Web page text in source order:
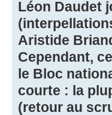
Léon Daudet
Aristide
Cependant,
le Bloc
courte : la
(retour au